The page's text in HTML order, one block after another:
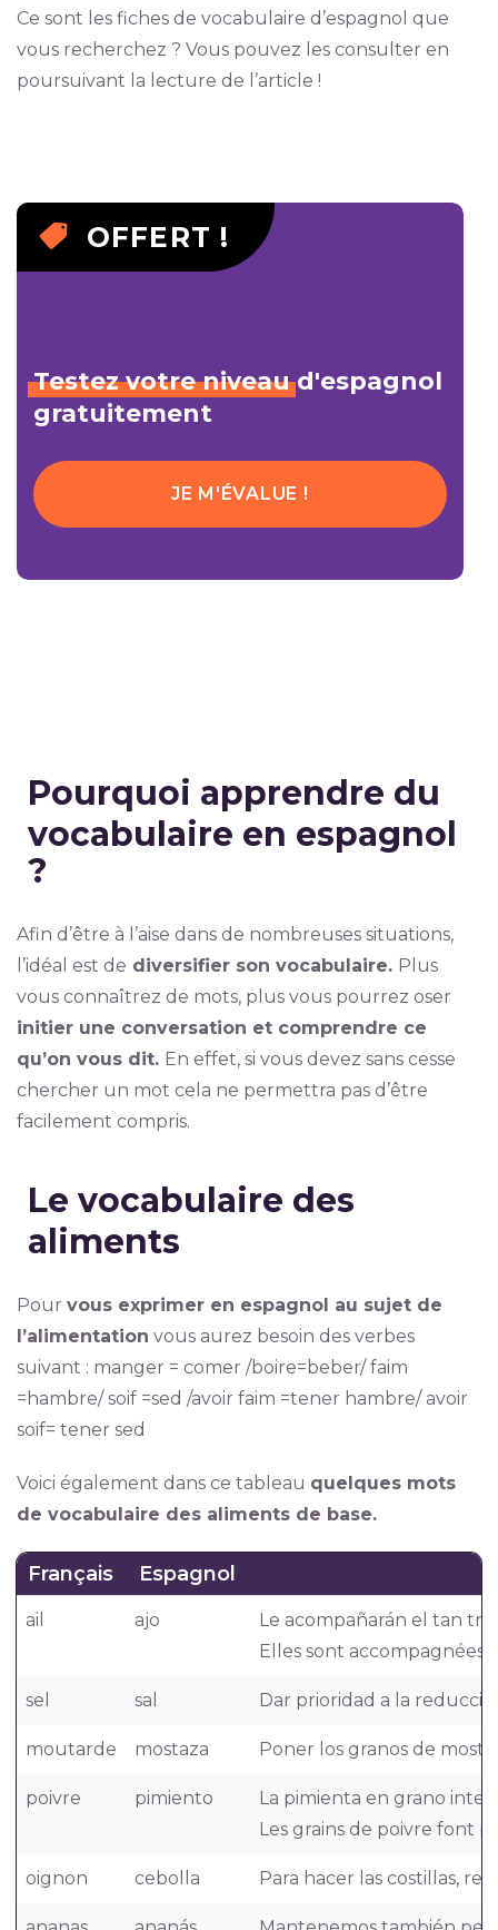
Ce sont les fiches de vocabulaire d’espagnol que
vous recherchez ? Vous pouvez les consulter en
poursuivant la lecture de l’article !
OFFERT !
Testez votre niveaud'espagnol
gratuitement
JE M'ÉVALUE !
Pourquoi apprendre du
vocabulaire en espagnol
?
Afin d’être à l’aise dans de nombreuses situations,
l’idéal est de diversifier son vocabulaire. Plus
vous connaîtrez de mots, plus vous pourrez oser
initier une conversation et comprendre ce
qu’on vous dit. En effet, si vous devez sans cesse
chercher un mot cela ne permettra pas d’être
facilement compris.
Le vocabulaire des
aliments
Pour vous exprimer en espagnol au sujet de
l’alimentation vous aurez besoin des verbes
suivant : manger = comer /boire=beber/ faim
=hambre/ soif =sed /avoir faim =tener hambre/ avoir
soif= tener sed
Voici également dans ce tableau quelques mots
de vocabulaire des aliments de base.
Français Espagnol
ail ajo
Le acompañarán el tan
Elles sont accompagnées
sel sal Dar prioridad a la
moutarde mostaza Poner los granos de
poivre pimiento
La pimienta en grano
Les grains de poivre font
oignon cebolla Para hacer las costillas,